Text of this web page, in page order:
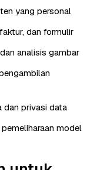
yang personal
dan formulir
analisis gambar
dan privasi data
model